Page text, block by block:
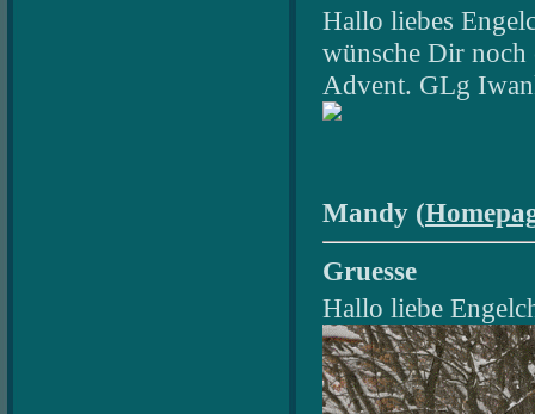
Hallo liebes
wünsche Dir noch
Advent. GLg
Mandy (
Gruesse
Hallo liebe